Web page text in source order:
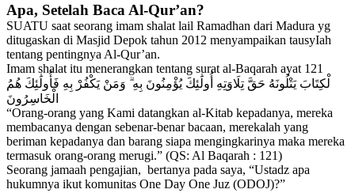
Apa, Setelah Baca Al-Qur’an?
SUATU saat seorang imam shalat lail Ramadhan dari Madura yg
ditugaskan di Masjid Depok tahun 2012 menyampaikan tausyIah
tentang pentingnya Al-Qur’an.
Imam shalat itu menerangkan tentang surat al-Baqarah ayat 121
لْكِتَابَ يَتْلُونَهُ حَقَّ تِلَاوَتِهِ أُولَٰئِكَ يُؤْمِنُونَ بِهِ ۗ وَمَنْ يَكْفُرْ بِهِ فَأُولَٰئِكَ هُمُ
الْخَاسِرُونَ
“Orang-orang yang Kami datangkan al-Kitab kepadanya, mereka
membacanya dengan sebenar-benar bacaan, merekalah yang
beriman kepadanya dan barang siapa mengingkarinya maka mereka
termasuk orang-orang merugi.” (QS: Al Baqarah : 121)
Seorang jamaah pengajian, bertanya pada saya, “Ustadz apa
hukumnya ikut komunitas One Day One Juz (ODOJ)?”